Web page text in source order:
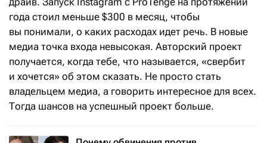
года стоил меньше $300 в месяц, чтобы
вы понимали, о каких расходах идет речь. В новые
медиа точка входа невысокая. Авторский проект
получается, когда тебе, что называется, «свербит
и хочется» об этом сказать. Не просто стать
владельцем медиа, а говорить интересное для всех.
Тогда шансов на успешный проект больше.